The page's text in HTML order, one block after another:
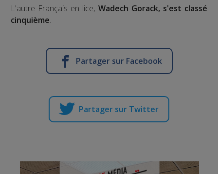
L'autre Français en lice, Wadech Gorack, s'est classé
cinquième.
Partager sur Facebook
Partager sur Twitter